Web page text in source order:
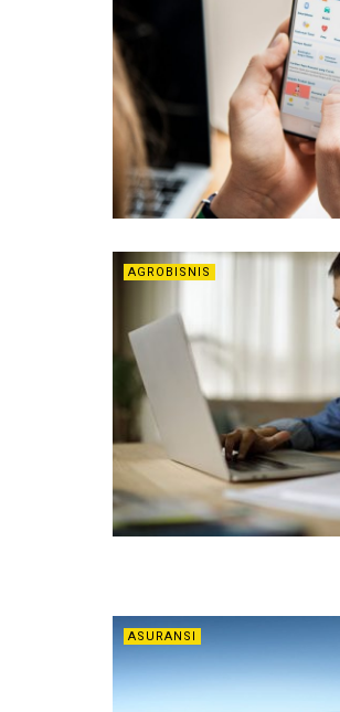
AGROBISNIS
ASURANSI